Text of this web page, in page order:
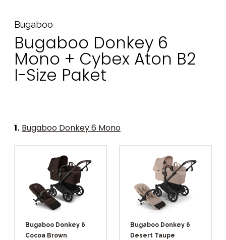
Bugaboo
Bugaboo Donkey 6
Mono + Cybex Aton B2
I-Size Paket
1. Bugaboo Donkey 6 Mono
Bugaboo Donkey 6
Cocoa Brown
Bugaboo Donkey 6
Desert Taupe
Kontakta oss